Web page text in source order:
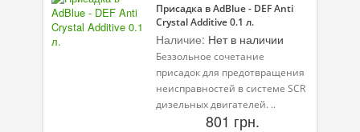
Присадка в AdBlue - DEF Anti
Crystal Additive 0.1 л.
Наличие: Нет в наличии
Беззольное сочетание
присадок для предотвращения
неисправностей в системе SCR
дизельных двигателей. ..
801 грн.